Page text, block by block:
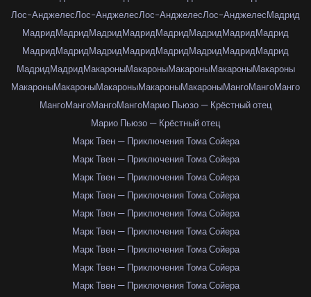
Лос-АнджелесЛос-АнджелесЛос-АнджелесЛос-АнджелесМадрид
МадридМадридМадридМадридМадридМадридМадридМадрид
МадридМадридМадридМадридМадридМадридМадридМадрид
МадридМадридМакароныМакароныМакароныМакароныМакароны
МакароныМакароныМакароныМакароныМакароныМангоМангоМанго
МангоМангоМангоМангоМарио Пьюзо — Крёстный отец
Марио Пьюзо — Крёстный отец
Марк Твен — Приключения Тома Сойера
Марк Твен — Приключения Тома Сойера
Марк Твен — Приключения Тома Сойера
Марк Твен — Приключения Тома Сойера
Марк Твен — Приключения Тома Сойера
Марк Твен — Приключения Тома Сойера
Марк Твен — Приключения Тома Сойера
Марк Твен — Приключения Тома Сойера
Марк Твен — Приключения Тома Сойера